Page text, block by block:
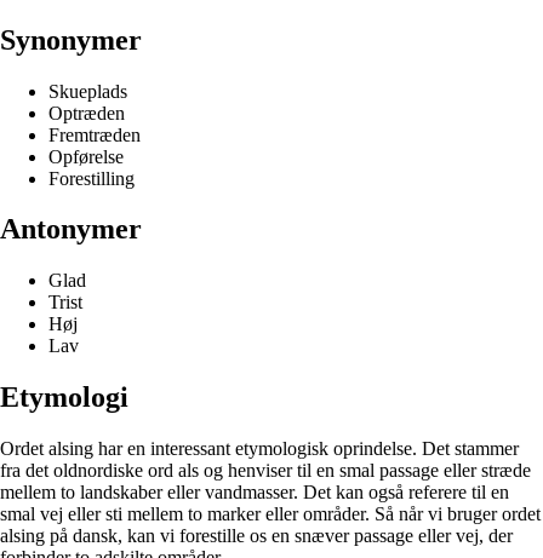
Synonymer
Skueplads
Optræden
Fremtræden
Opførelse
Forestilling
Antonymer
Glad
Trist
Høj
Lav
Etymologi
Ordet alsing har en interessant etymologisk oprindelse. Det stammer
fra det oldnordiske ord als og henviser til en smal passage eller stræde
mellem to landskaber eller vandmasser. Det kan også referere til en
smal vej eller sti mellem to marker eller områder. Så når vi bruger ordet
alsing på dansk, kan vi forestille os en snæver passage eller vej, der